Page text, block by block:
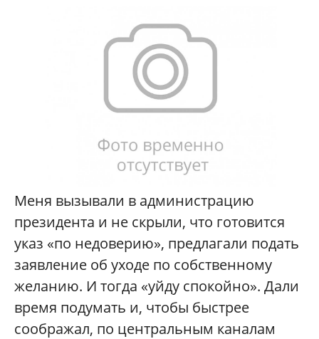
Меня вызывали в администрацию
президента и не скрыли, что готовится
указ «по недоверию», предлагали подать
заявление об уходе по собственному
желанию. И тогда «уйду спокойно». Дали
время подумать и, чтобы быстрее
соображал, по центральным каналам